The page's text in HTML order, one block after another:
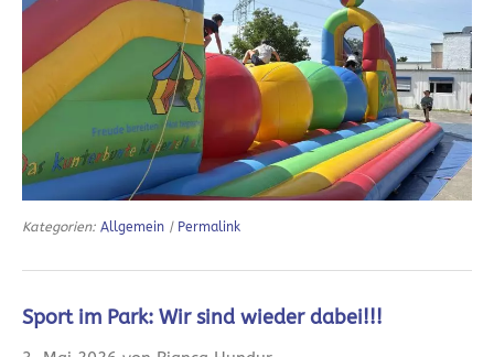
Kategorien: Allgemein | Permalink
Sport im Park: Wir sind wieder dabei!!!